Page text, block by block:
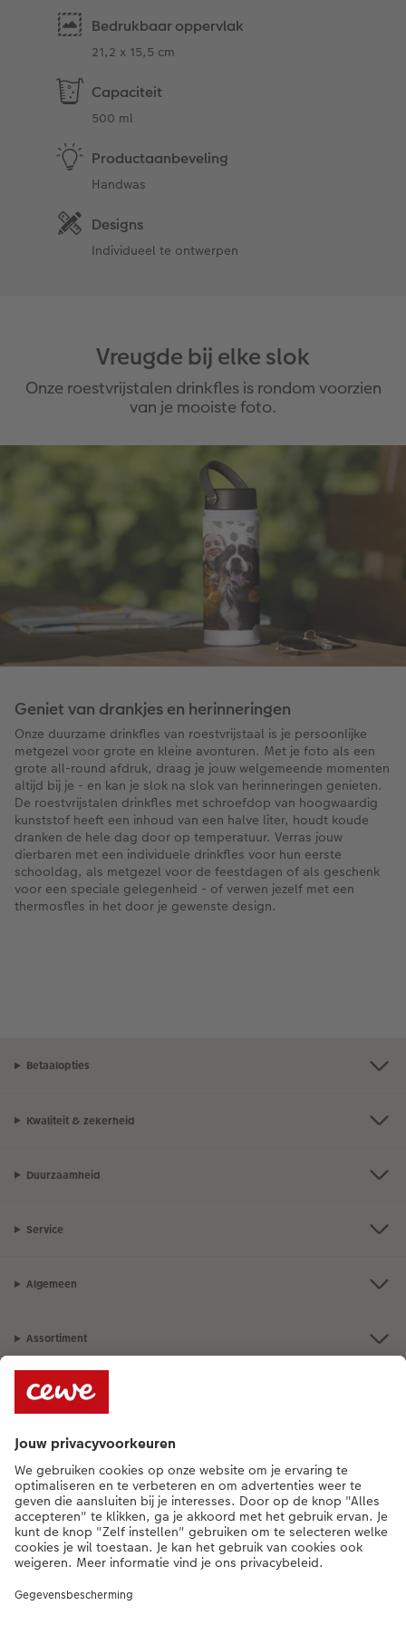
Bedrukbaar oppervlak
21,2 x 15,5 cm
Capaciteit
500 ml
Productaanbeveling
Handwas
Designs
Individueel te ontwerpen
Vreugde bij elke slok
Onze roestvrijstalen drinkfles is rondom voorzien
van je mooiste foto.
Geniet van drankjes en herinneringen
Onze duurzame drinkfles van roestvrijstaal is je persoonlijke
metgezel voor grote en kleine avonturen. Met je foto als een
grote all-round afdruk, draag je jouw welgemeende momenten
altijd bij je - en kan je slok na slok van herinneringen genieten.
De roestvrijstalen drinkfles met schroefdop van hoogwaardig
kunststof heeft een inhoud van een halve liter, houdt koude
dranken de hele dag door op temperatuur. Verras jouw
dierbaren met een individuele drinkfles voor hun eerste
schooldag, als metgezel voor de feestdagen of als geschenk
voor een speciale gelegenheid - of verwen jezelf met een
thermosfles in het door je gewenste design.
Betaalopties
Kwaliteit & zekerheid
Duurzaamheid
Service
Algemeen
Assortiment
Als je een vraag hebt over een product of bestelling, bel ons dan gerust:
015 29 56 13[ma - vr 9:00 tot 20:00 u | za 9:00 tot 17:00 u | zo 12:00 tot
16:00 u]
NL|FR